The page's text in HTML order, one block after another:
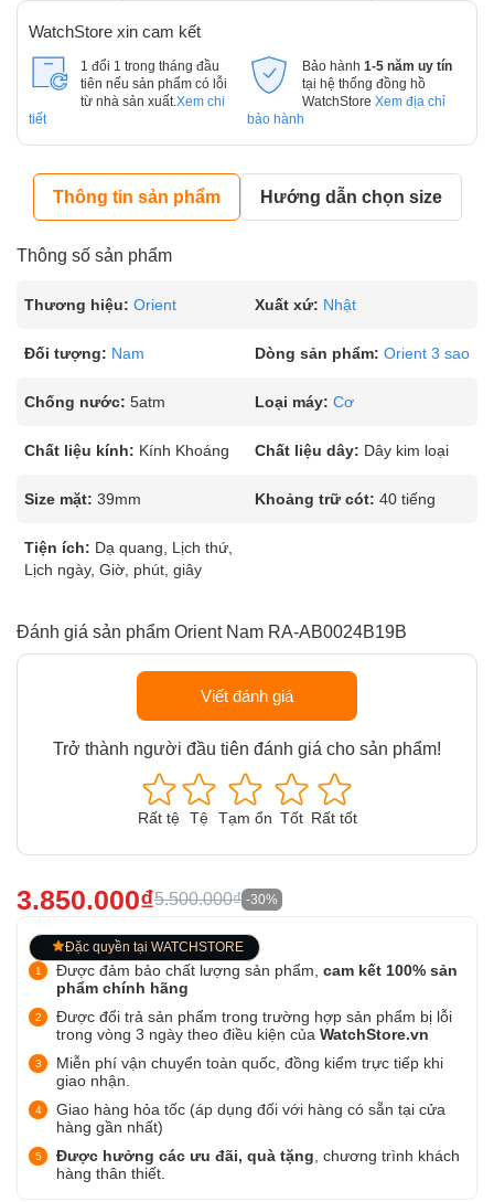
WatchStore xin cam kết
1 đổi 1 trong tháng đầu
tiên nếu sản phẩm có lỗi
từ nhà sản xuất. Xem chi
tiết
Bảo hành 1-5 năm uy tín
tại hệ thống đồng hồ
WatchStore Xem địa chỉ
bảo hành
Thông tin sản phẩm Hướng dẫn chọn size
Thông số sản phẩm
Thương hiệu: Orient Xuất xứ: Nhật
Đối tượng: Nam Dòng sản phẩm: Orient 3 sao
Chống nước: 5atm Loại máy: Cơ
Chất liệu kính: Kính Khoáng Chất liệu dây: Dây kim loại
Size mặt: 39mm Khoảng trữ cót: 40 tiếng
Tiện ích: Dạ quang, Lịch thứ,
Lịch ngày, Giờ, phút, giây
Đánh giá sản phẩm Orient Nam RA-AB0024B19B
Viết đánh giá
Trở thành người đầu tiên đánh giá cho sản phẩm!
Rất tệ Tệ Tạm ổn Tốt Rất tốt
3.850.000₫5.500.000₫ -30%
Đặc quyền tại WATCHSTORE
Được đảm bảo chất lượng sản phẩm, cam kết 100% sản
phẩm chính hãng
Được đổi trả sản phẩm trong trường hợp sản phẩm bị lỗi
trong vòng 3 ngày theo điều kiện của WatchStore.vn
Miễn phí vận chuyển toàn quốc, đồng kiểm trực tiếp khi
giao nhận.
Giao hàng hỏa tốc (áp dụng đối với hàng có sẵn tại cửa
hàng gần nhất)
Được hưởng các ưu đãi, quà tặng , chương trình khách
hàng thân thiết.